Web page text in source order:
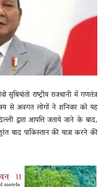
सुबियांतो राष्ट्रीय राजधानी में गणतंत्र
से अवगत लोगों ने शनिवार को यह
द्वारा आपत्ति जताये जाने के बाद,
बाद पाकिस्तान की यात्रा करने की